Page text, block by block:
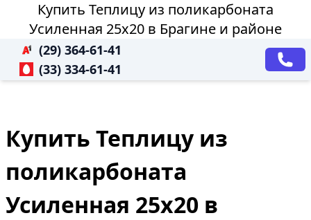
Купить Теплицу из поликарбоната
Усиленная 25х20 в Брагине и районе
(29) 364-61-41
(33) 334-61-41
Купить Теплицу из
поликарбоната
Усиленная 25х20 в